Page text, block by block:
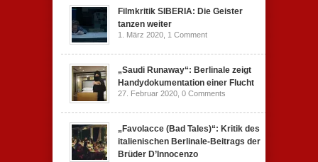
Filmkritik SIBERIA: Die Geister
tanzen weiter
1. März 2020, 1 Comment
„Saudi Runaway“: Berlinale zeigt
Handydokumentation einer Flucht
27. Februar 2020, 0 Comments
„Favolacce (Bad Tales)“: Kritik des
italienischen Berlinale-Beitrags der
Brüder D’Innocenzo